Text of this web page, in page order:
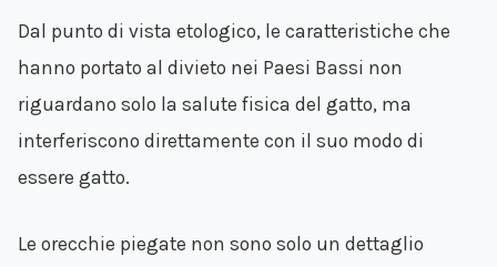
Dal punto di vista etologico, le caratteristiche che
hanno portato al divieto nei Paesi Bassi non
riguardano solo la salute fisica del gatto, ma
interferiscono direttamente con il suo modo di
essere gatto.
Le orecchie piegate non sono solo un dettaglio